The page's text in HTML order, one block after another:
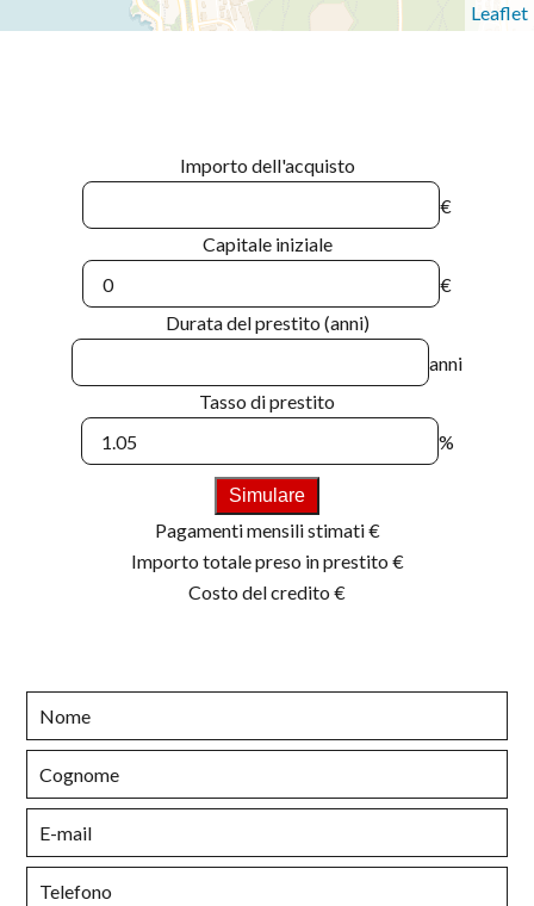
Leaflet
Importo dell'acquisto
€
Capitale iniziale
€
Durata del prestito (anni)
anni
Tasso di prestito
%
Simulare
Pagamenti mensili stimati€
Importo totale preso in prestito €
Costo del credito €